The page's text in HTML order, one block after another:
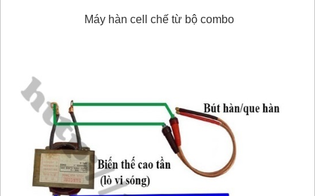
Máy hàn cell chế từ bộ combo